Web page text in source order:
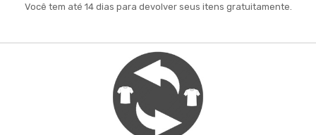
Você tem até 14 dias para devolver seus itens gratuitamente.